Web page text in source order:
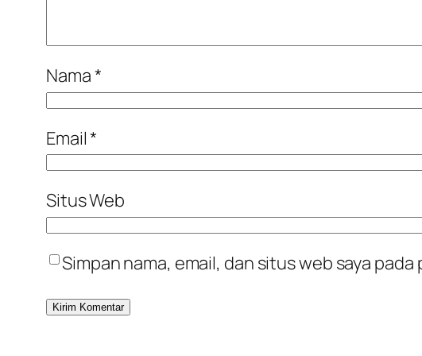
Nama*
Email*
Situs Web
Simpan nama, email, dan situs web saya